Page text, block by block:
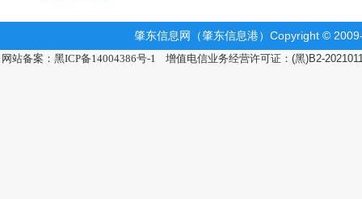
肇东信息网（肇东信息港）Copyright ©
网站备案：黑ICP备14004386号-1 增值电信业务经营许可证：(黑)B2-